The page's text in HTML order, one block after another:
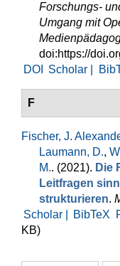
Forschungs-
Umgang mit
doi:https://
DOI
Scholar |
F
Fischer, J.
Laumann, D.,
M.. (2021). Die
Leitfragen
strukturieren.
Scholar |
BibTeX
KB)